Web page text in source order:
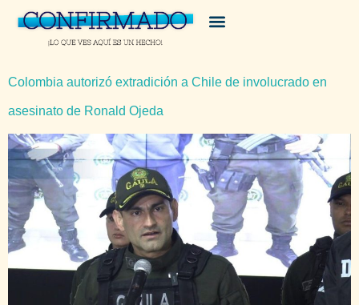
Colombia autorizó extradición a Chile de involucrado en
asesinato de Ronald Ojeda